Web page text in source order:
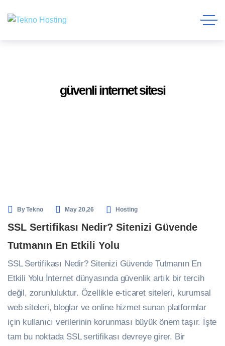
güvenli internet sitesi
ByTekno May 20,26 Hosting
SSL Sertifikası Nedir? Sitenizi Güvende
Tutmanın En Etkili Yolu
SSL Sertifikası Nedir? Sitenizi Güvende Tutmanın En
Etkili Yolu İnternet dünyasında güvenlik artık bir tercih
değil, zorunluluktur. Özellikle e-ticaret siteleri, kurumsal
web siteleri, bloglar ve online hizmet sunan platformlar
için kullanıcı verilerinin korunması büyük önem taşır. İşte
tam bu noktada SSL sertifikası devreye girer. Bir